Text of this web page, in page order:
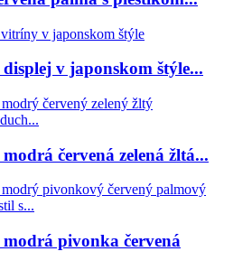
v japonskom štýle...
červená zelená žltá...
pivonka červená